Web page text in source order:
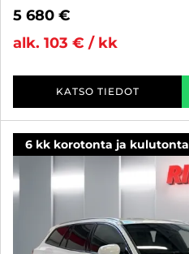
5 680 €
alk. 103 € / kk
KATSO TIEDOT
6 kk korotonta ja kulutonta